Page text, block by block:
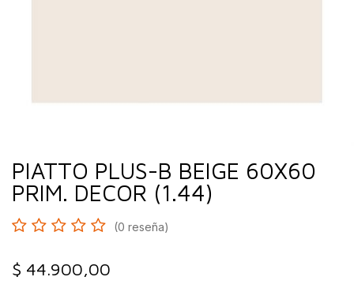
PIATTO PLUS-B BEIGE 60X60
PRIM. DECOR (1.44)
(0 reseña)
$ 44.900,00